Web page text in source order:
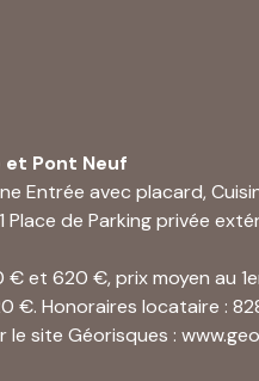
et Pont Neuf
Entrée avec placard,
de Parking privée
et 620 €, prix moyen au
€. Honoraires locataire :
site Géorisques :